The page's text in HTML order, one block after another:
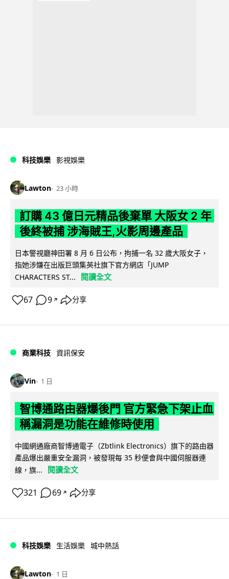
科技娛樂 影視娛樂
Lawton 23 小時
訂購 43 億日元精品後棄單 大阪女 2 年
後終被捕 涉海賊王,火影周邊產品
日本警視廳神田署 8 月 6 日公布，拘捕一名 32 歲大阪女子，
指她涉嫌在出版巨頭集英社旗下官方網店「JUMP
CHARACTERS ST...
閱讀全文
67 9 ↗ 分享
商業科技 資訊保安
Vin 1 日
智博通路由器爆後門 官方緊急下架止血
稱漏洞是功能在維修時使用
中國網通廠商智博通電子（Zbtlink Electronics）旗下的路由器
產品爆出嚴重安全漏洞，被發現每 35 秒便會與中國伺服器連
線，旗...
閱讀全文
321 69 ↗ 分享
科技娛樂 生活娛樂 城中熱話
Lawton 1 日